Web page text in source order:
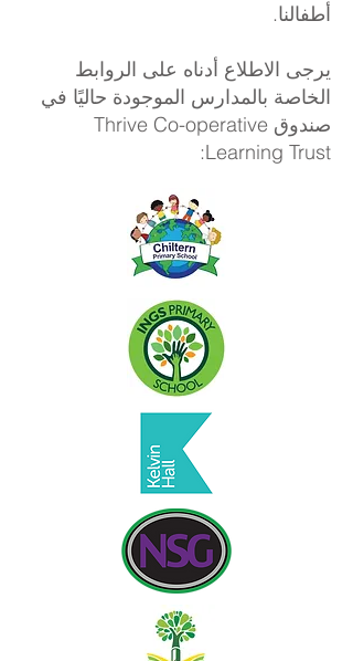
أطفالنا.
يرجى الاطلاع أدناه على الروابط
الخاصة بالمدارس الموجودة حاليًا في
صندوق Thrive Co-operative
Learning Trust: